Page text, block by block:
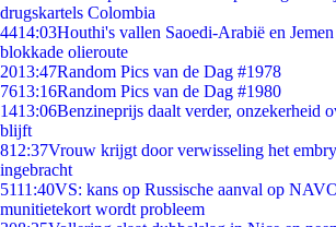
drugskartels Colombia
4414:03Houthi's vallen Saoedi-Arabië en
blokkade olieroute
2013:47Random Pics van de Dag #1978
7613:16Random Pics van de Dag #1980
1413:06Benzineprijs daalt verder, onzekerheid
blijft
812:37Vrouw krijgt door verwisseling het
ingebracht
5111:40VS: kans op Russische aanval op
munitietekort wordt probleem